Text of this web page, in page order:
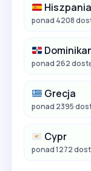
Hiszpania
ponad 4208
ponad 262
Grecja
ponad 2395
Cypr
ponad 1272